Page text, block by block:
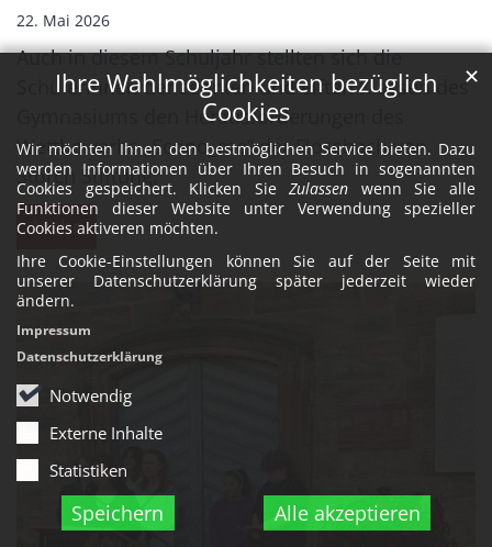
Ihre Wahlmöglichkeiten bezüglich
Cookies
Wir möchten Ihnen den bestmöglichen Service bieten. Dazu
werden Informationen über Ihren Besuch in sogenannten
Cookies gespeichert. Klicken SieZulassen wenn Sie alle
Funktionen dieser Website unter Verwendung spezieller
Cookies aktiveren möchten.
Ihre Cookie-Einstellungen können Sie auf der Seite mit
unserer Datenschutzerklärung später jederzeit wieder
ändern.
Notwendig
Externe Inhalte
Statistiken
Speichern Alle akzeptieren
✕
Impressum
Datenschutzerklärung
22. Mai 2026
Auch in diesem Schuljahr stellten sich die
Schülerinnen der zehnten und elften Klassen des
Gymnasiums den Herausforderungen des
Wettbewerbs „Econo_me“ der Flossbach von
Storch Stiftung.
Mehr